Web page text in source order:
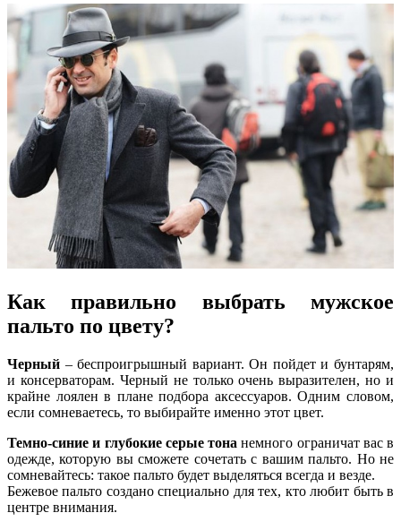
Как правильно выбрать мужское
пальто по цвету?
Черный – беспроигрышный вариант. Он пойдет и бунтарям,
и консерваторам. Черный не только очень выразителен, но и
крайне лоялен в плане подбора аксессуаров. Одним словом,
если сомневаетесь, то выбирайте именно этот цвет.
Темно-синие и глубокие серые тона немного ограничат вас в
одежде, которую вы сможете сочетать с вашим пальто. Но не
сомневайтесь: такое пальто будет выделяться всегда и везде.
Бежевое пальто создано специально для тех, кто любит быть в
центре внимания.